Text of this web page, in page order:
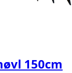
150cm